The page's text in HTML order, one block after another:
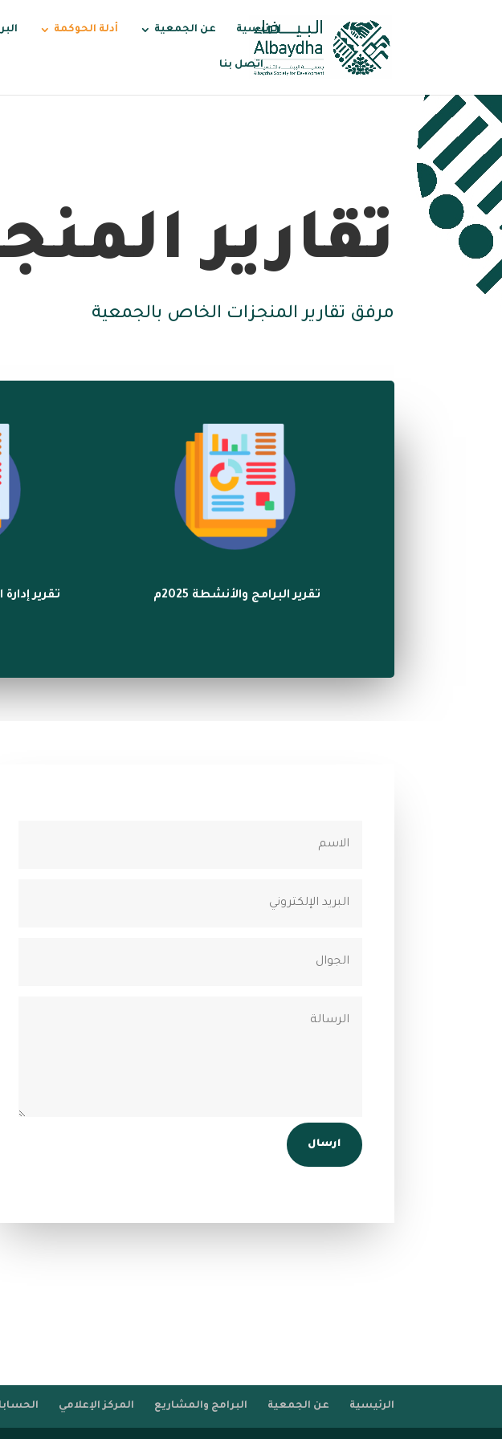
الرئيسية عن الجمعية أدلة الحوكمة
اتصل بنا
تقارير
مرفق تقارير المنجزات الخاص بالجمعية
تقرير البرامج والأنشطة 2025م تقرير إدارة
ارسال
الرئيسية عن الجمعية البرامج والمشاريع المركز الإعلامي